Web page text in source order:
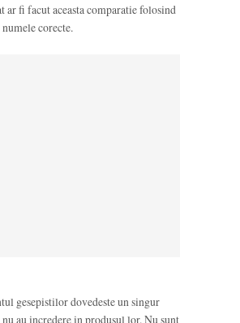
ar fi facut aceasta comparatie folosind
corecte.
gesepistilor dovedeste un singur
au incredere in produsul lor. Nu sunt